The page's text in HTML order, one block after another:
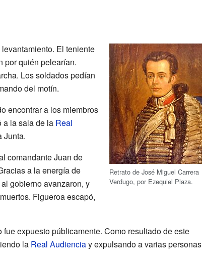
Retrato de José Miguel Carrera
Verdugo, por Ezequiel Plaza.
El teniente
por quién pelearían.
Los soldados pedían
del motín.
encontrar a los miembros
a la sala de la Real
Junta.
comandante Juan de
a la energía de
gobierno avanzaron, y
Figueroa escapó,
expuesto públicamente. Como resultado de este
la Real Audienciay expulsando a varias personas